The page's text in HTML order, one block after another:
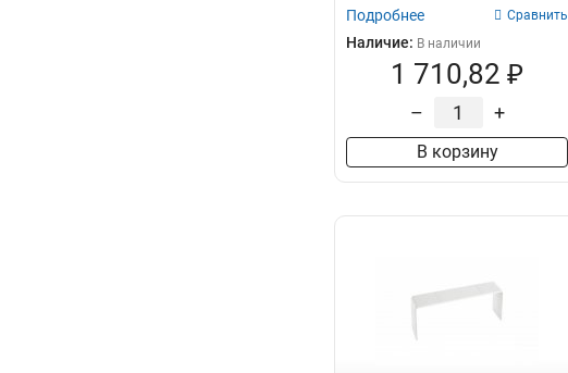
Подробнее Сравнить
Наличие: В наличии
1 710,82 ₽
– +
В корзину